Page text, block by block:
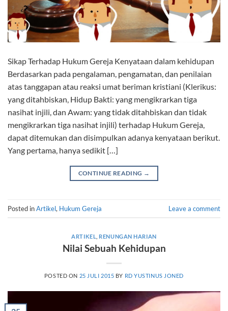
Sikap Terhadap Hukum Gereja Kenyataan dalam kehidupan
Berdasarkan pada pengalaman, pengamatan, dan penilaian
atas tanggapan atau reaksi umat beriman kristiani (Klerikus:
yang ditahbiskan, Hidup Bakti: yang mengikrarkan tiga
nasihat injili, dan Awam: yang tidak ditahbiskan dan tidak
mengikrarkan tiga nasihat injili) terhadap Hukum Gereja,
dapat ditemukan dan disimpulkan adanya kenyataan berikut.
Yang pertama, hanya sedikit […]
CONTINUE READING →
Posted inArtikel, Hukum Gereja Leave a comment
ARTIKEL ,RENUNGAN HARIAN
Nilai Sebuah Kehidupan
POSTED ON 25 JULI 2015 BY RD YUSTINUS JONED